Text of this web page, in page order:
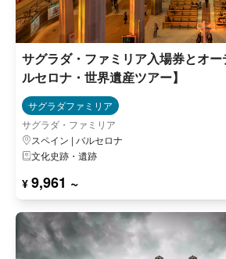
サグラダ・ファミリア入場券とオ
ルセロナ・世界遺産ツアー】
サグラダファミリア
サグラダ・ファミリア
スペイン | バルセロナ
文化史跡・遺跡
¥ 9,961 ~